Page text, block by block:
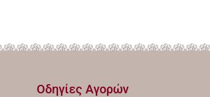
Οδηγίες Αγορών